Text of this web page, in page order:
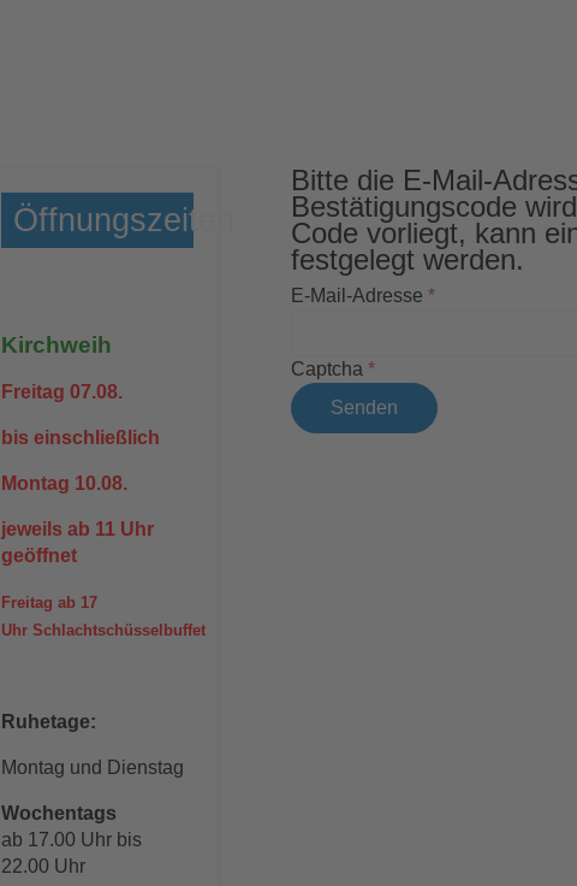
Öffnungszeiten
Kirchweih
Freitag 07.08.
bis einschließlich
Montag 10.08.
jeweils ab 11 Uhr
geöffnet
Freitag ab 17
Uhr Schlachtschüsselbuffet
Ruhetage:
Montag und Dienstag
Wochentags
ab 17.00 Uhr bis
22.00 Uhr
Bitte die E-Mail-
Bestätigungscode
Code vorliegt, kann
festgelegt werden.
E-Mail-Adresse *
Captcha *
Senden